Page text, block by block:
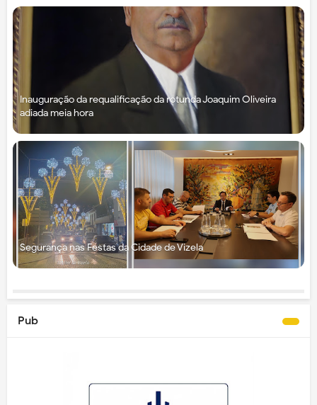
Inauguração da requalificação da rotunda Joaquim Oliveira
adiada meia hora
Segurança nas Festas da Cidade de Vizela
Pub